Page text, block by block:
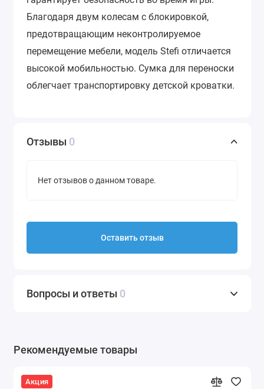
Благодаря двум колесам с блокировкой,
предотвращающим неконтролируемое
перемещение мебели, модель Stefi отличается
высокой мобильностью. Сумка для переноски
облегчает транспортировку детской кроватки.
Отзывы 0
Нет отзывов о данном товаре.
Оставить отзыв
Вопросы и ответы 0
Рекомендуемые товары
Акция